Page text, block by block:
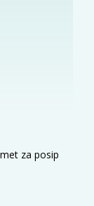
za posip